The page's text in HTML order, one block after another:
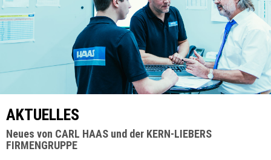
AKTUELLES
Neues von CARL HAAS und der KERN-LIEBERS
FIRMENGRUPPE